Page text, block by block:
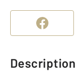
Description